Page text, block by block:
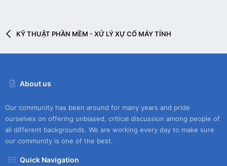
KỸ THUẬT PHẦN MỀM - XỬ LÝ XỰ CỐ MÁY TÍNH
About us
Our community has been around for many years and pride
ourselves on offering unbiased, critical discussion among people of
all different backgrounds. We are working every day to make sure
our community is one of the best.
Quick Navigation